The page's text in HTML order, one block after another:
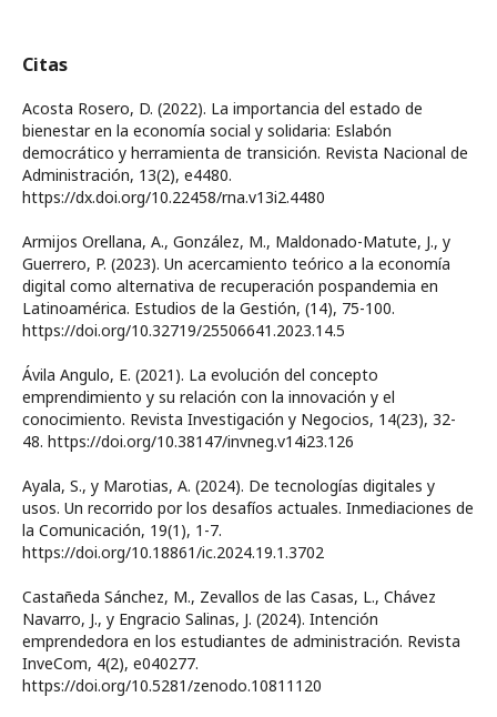
Citas
Acosta Rosero, D. (2022). La importancia del estado de
bienestar en la economía social y solidaria: Eslabón
democrático y herramienta de transición. Revista Nacional de
Administración, 13(2), e4480.
https://dx.doi.org/10.22458/rna.v13i2.4480
Armijos Orellana, A., González, M., Maldonado-Matute, J., y
Guerrero, P. (2023). Un acercamiento teórico a la economía
digital como alternativa de recuperación pospandemia en
Latinoamérica. Estudios de la Gestión, (14), 75-100.
https://doi.org/10.32719/25506641.2023.14.5
Ávila Angulo, E. (2021). La evolución del concepto
emprendimiento y su relación con la innovación y el
conocimiento. Revista Investigación y Negocios, 14(23), 32-
48. https://doi.org/10.38147/invneg.v14i23.126
Ayala, S., y Marotias, A. (2024). De tecnologías digitales y
usos. Un recorrido por los desafíos actuales. Inmediaciones de
la Comunicación, 19(1), 1-7.
https://doi.org/10.18861/ic.2024.19.1.3702
Castañeda Sánchez, M., Zevallos de las Casas, L., Chávez
Navarro, J., y Engracio Salinas, J. (2024). Intención
emprendedora en los estudiantes de administración. Revista
InveCom, 4(2), e040277.
https://doi.org/10.5281/zenodo.10811120